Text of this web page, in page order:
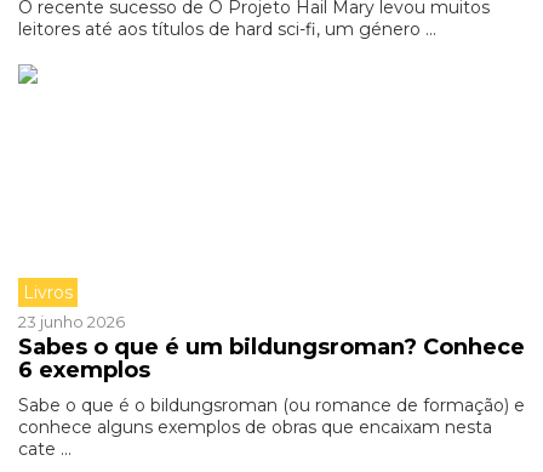
O recente sucesso de O Projeto Hail Mary levou muitos
leitores até aos títulos de hard sci-fi, um género ...
Livros
23 junho 2026
Sabes o que é um bildungsroman? Conhece
6 exemplos
Sabe o que é o bildungsroman (ou romance de formação) e
conhece alguns exemplos de obras que encaixam nesta
cate ...